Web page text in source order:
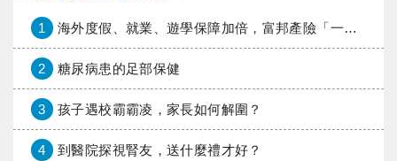
1 海外度假、就業、遊學保障加倍，富邦產險「一期逐夢」專案加碼遠距醫療與緊急救援
2 糖尿病患的足部保健
3 孩子遇校霸霸凌，家長如何解圍？
4 到醫院探視腎友，送什麼禮才好？